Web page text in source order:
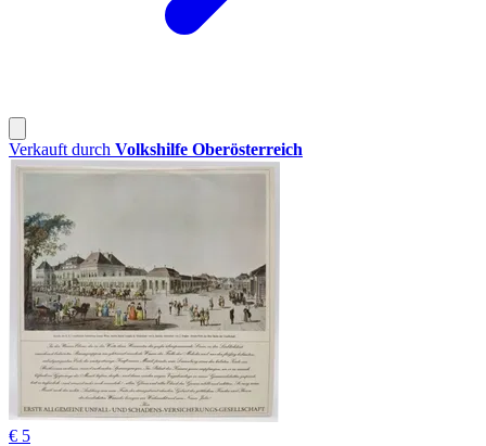
Verkauft durch Volkshilfe Oberösterreich
€ 5